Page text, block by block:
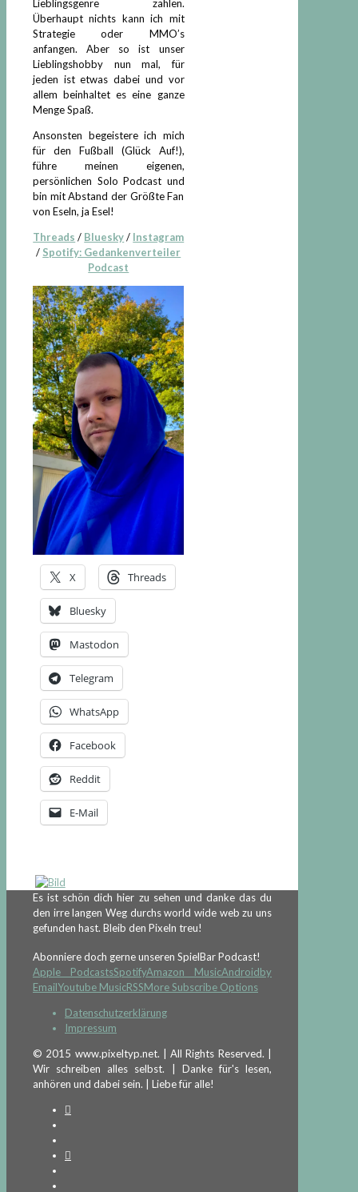
Lieblingsgenre zählen.
Überhaupt nichts kann ich mit
Strategie oder MMO’s
anfangen. Aber so ist unser
Lieblingshobby nun mal, für
jeden ist etwas dabei und vor
allem beinhaltet es eine ganze
Menge Spaß.
Ansonsten begeistere ich mich
für den Fußball (Glück Auf!),
führe meinen eigenen,
persönlichen Solo Podcast und
bin mit Abstand der Größte Fan
von Eseln, ja Esel!
Threads / Bluesky/ Instagram
/ Spotify: Gedankenverteiler
Podcast
X Threads
Bluesky
Mastodon
Telegram
WhatsApp
Facebook
Reddit
E-Mail
Es ist schön dich hier zu sehen und danke das du
den irre langen Weg durchs world wide web zu uns
gefunden hast. Bleib den Pixeln treu!
Abonniere doch gerne unseren SpielBar Podcast!
Apple PodcastsSpotifyAmazon MusicAndroidby
EmailYoutube MusicRSSMore Subscribe Options
Datenschutzerklärung
Impressum
© 2015 www.pixeltyp.net. | All Rights Reserved. |
Wir schreiben alles selbst. | Danke für's lesen,
anhören und dabei sein. | Liebe für alle!